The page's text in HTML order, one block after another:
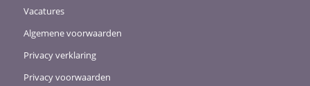
Vacatures
Algemene voorwaarden
Privacy verklaring
Privacy voorwaarden